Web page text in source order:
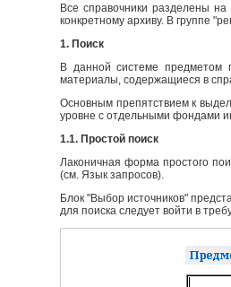
Все справочники разделены
конкретному архиву. В группе
1. Поиск
В данной системе предметом
материалы, содержащиеся в
Основным препятствием к
уровне с отдельными фондами
1.1. Простой поиск
Лаконичная форма простого
(см. Язык запросов).
Блок "Выбор источников"
для поиска следует войти в